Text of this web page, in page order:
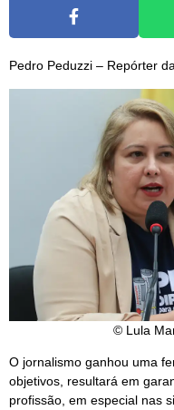
Pedro Peduzzi – Repórter
© Lula
O jornalismo ganhou uma
objetivos, resultará em
profissão, em especial nas